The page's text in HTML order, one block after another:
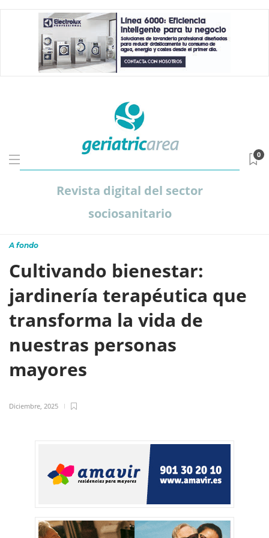
Revista digital del sector
sociosanitario
0
A fondo
Cultivando bienestar:
jardinería terapéutica que
transforma la vida de
nuestras personas
mayores
Diciembre, 2025